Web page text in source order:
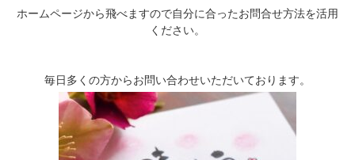
ホームページから飛べますので自分に合ったお問合せ方法を活用
ください。
毎日多くの方からお問い合わせいただいております。